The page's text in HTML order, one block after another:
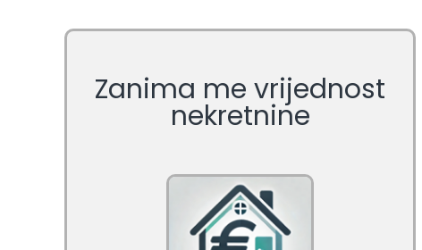
Zanima me vrijednost
nekretnine